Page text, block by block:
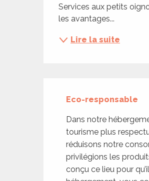
Services aux petits
les avantages...
Lire la suite
Eco-responsable
Dans notre
tourisme plus
réduisons notre
privilégions les
conçu ce lieu pour